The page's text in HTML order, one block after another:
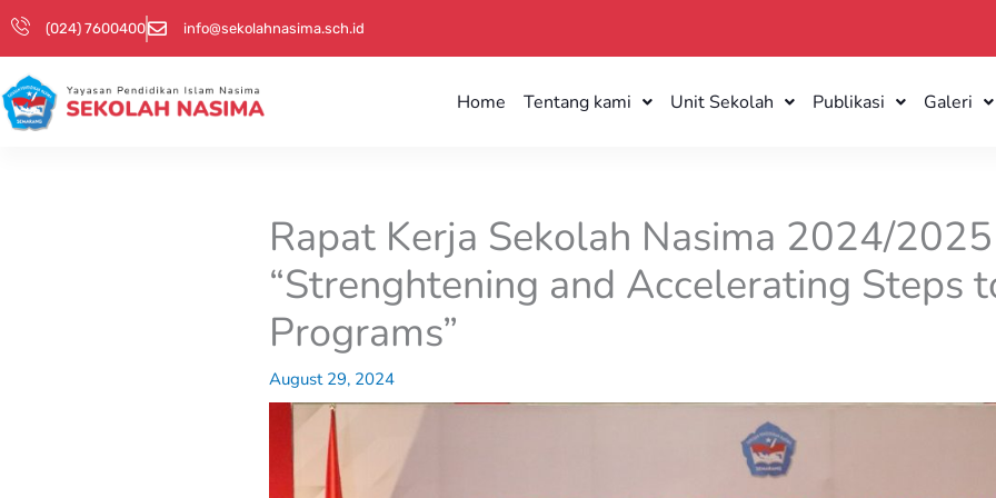
Skip
(024) 7600400 info@sekolahnasima.sch.id
Home Tentang kami Unit Sekolah Publikasi Galeri
Rapat Kerja Sekolah Nasima 2024/2025
“Strenghtening and Accelerating Steps
Programs”
August 29, 2024